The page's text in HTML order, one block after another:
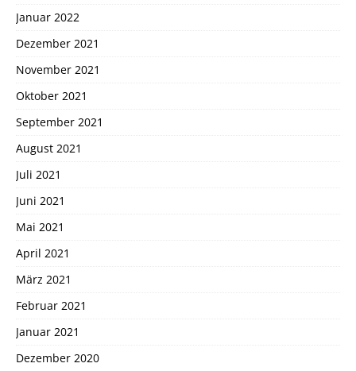
Januar 2022
Dezember 2021
November 2021
Oktober 2021
September 2021
August 2021
Juli 2021
Juni 2021
Mai 2021
April 2021
März 2021
Februar 2021
Januar 2021
Dezember 2020